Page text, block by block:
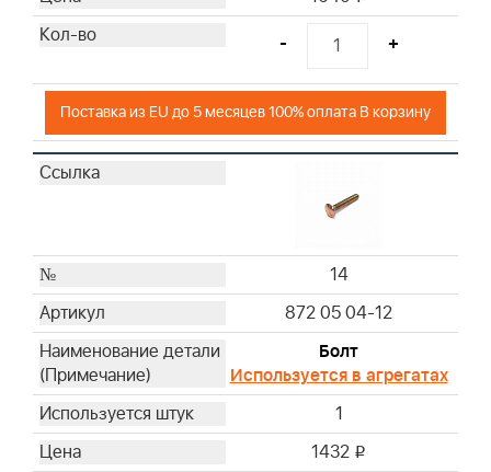
- +
Поставка из EU до 5 месяцев 100% оплата В корзину
14
872 05 04-12
Болт
Используется в агрегатах
1
1432 i